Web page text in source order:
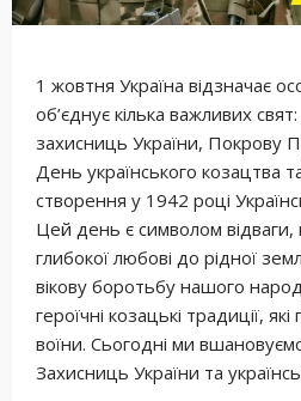
1 жовтня Україна відзначає
об’єднує кілька важливих
захисниць України, Покрову
День українського козацтва
створення у 1942 році
Цей день є символом відваги,
глибокої любові до рідної
вікову боротьбу нашого
героїчні козацькі традиції,
воїни. Сьогодні ми
Захисниць України та